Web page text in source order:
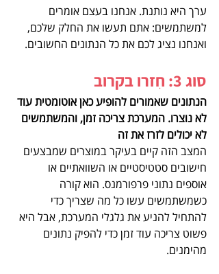
ערך היא נותנת. אנחנו בעצם אומרים
למשתמשים: אתם תעשו את החלק שלכם,
ואנחנו נציג לכם את כל הנתונים החשובים.
סוג 3: חִזרו בקרוב
הנתונים שאמורים להופיע כאן אוטומטית עוד
לא נוצרו. המערכת צריכה זמן, והמשתמשים
לא יכולים לזרז את זה
המצב הזה קיים בעיקר במוצרים שמבצעים
חישובים סטטיסטיים או השוואתיים או
אוספים נתוני פרפורמנס. הוא קורה
כשמשתמשים עשו כל מה שצריך כדי
להתחיל להניע את גלגלי המערכת, אבל היא
פשוט צריכה עוד זמן כדי להפיק נתונים
מהימנים.